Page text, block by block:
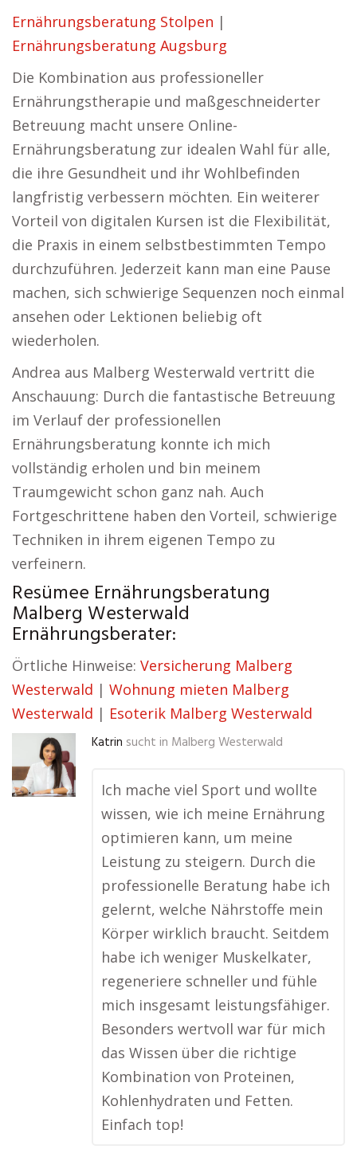
Ernährungsberatung Stolpen |
Ernährungsberatung Augsburg
Die Kombination aus professioneller
Ernährungstherapie und maßgeschneiderter
Betreuung macht unsere Online-
Ernährungsberatung zur idealen Wahl für alle,
die ihre Gesundheit und ihr Wohlbefinden
langfristig verbessern möchten. Ein weiterer
Vorteil von digitalen Kursen ist die Flexibilität,
die Praxis in einem selbstbestimmten Tempo
durchzuführen. Jederzeit kann man eine Pause
machen, sich schwierige Sequenzen noch einmal
ansehen oder Lektionen beliebig oft
wiederholen.
Andrea aus Malberg Westerwald vertritt die
Anschauung: Durch die fantastische Betreuung
im Verlauf der professionellen
Ernährungsberatung konnte ich mich
vollständig erholen und bin meinem
Traumgewicht schon ganz nah. Auch
Fortgeschrittene haben den Vorteil, schwierige
Techniken in ihrem eigenen Tempo zu
verfeinern.
Resümee Ernährungsberatung
Malberg Westerwald
Ernährungsberater:
Örtliche Hinweise: Versicherung Malberg
Westerwald | Wohnung mieten Malberg
Westerwald | Esoterik Malberg Westerwald
Katrin sucht in Malberg Westerwald
Ich mache viel Sport und wollte
wissen, wie ich meine Ernährung
optimieren kann, um meine
Leistung zu steigern. Durch die
professionelle Beratung habe ich
gelernt, welche Nährstoffe mein
Körper wirklich braucht. Seitdem
habe ich weniger Muskelkater,
regeneriere schneller und fühle
mich insgesamt leistungsfähiger.
Besonders wertvoll war für mich
das Wissen über die richtige
Kombination von Proteinen,
Kohlenhydraten und Fetten.
Einfach top!